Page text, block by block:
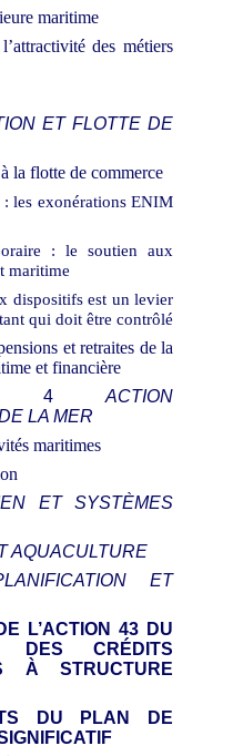
maritime
des métiers
ET FLOTTE DE
la flotte de commerce
: les exonérations ENIM
: le soutien aux
maritime
dispositifs est un levier
qui doit être contrôlé
et retraites de la
et financière
4 ACTION
LA MER
maritimes
ET SYSTÈMES
AQUACULTURE
ET
L’ACTION 43 DU
DES CRÉDITS
À STRUCTURE
DU PLAN DE